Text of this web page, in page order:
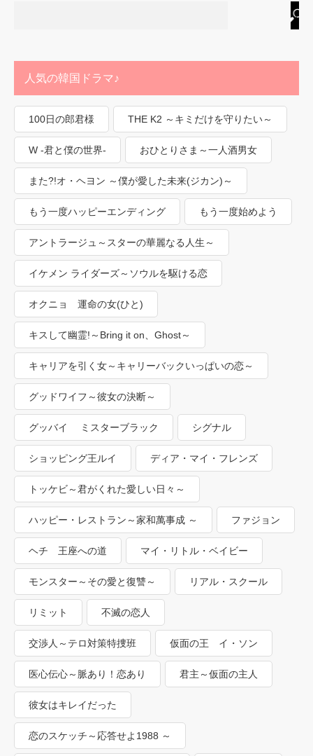
人気の韓国ドラマ♪
100日の郎君様 THE K2 ～キミだけを守りたい～
W -君と僕の世界- おひとりさま～一人酒男女
また?!オ・ヘヨン ～僕が愛した未来(ジカン)～
もう一度ハッピーエンディング もう一度始めよう
アントラージュ～スターの華麗なる人生～
イケメン ライダーズ～ソウルを駆ける恋
オクニョ 運命の女(ひと)
キスして幽霊!～Bring it on、Ghost～
キャリアを引く女～キャリーバックいっぱいの恋～
グッドワイフ～彼女の決断～
グッバイ ミスターブラック シグナル
ショッピング王ルイ ディア・マイ・フレンズ
トッケビ～君がくれた愛しい日々～
ハッピー・レストラン～家和萬事成 ～ ファジョン
ヘチ 王座への道 マイ・リトル・ベイビー
モンスター～その愛と復讐～ リアル・スクール
リミット 不滅の恋人
交渉人～テロ対策特捜班 仮面の王 イ・ソン
医心伝心～脈あり！恋あり 君主～仮面の主人
彼女はキレイだった
恋のスケッチ～応答せよ1988 ～